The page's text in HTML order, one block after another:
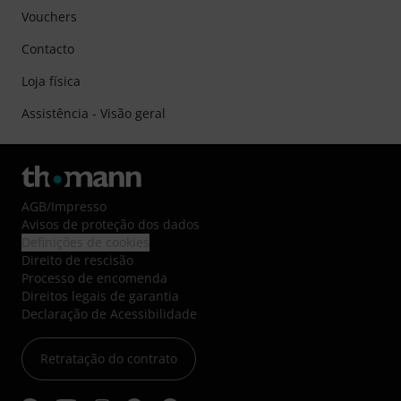
Vouchers
Contacto
Loja física
Assistência - Visão geral
AGB/Impresso
Avisos de proteção dos dados
Direito de rescisão
Processo de encomenda
Direitos legais de garantia
Declaração de Acessibilidade
Retratação do contrato